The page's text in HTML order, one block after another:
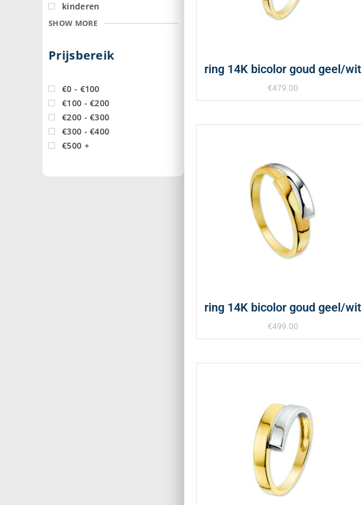
kinderen
SHOW MORE
Prijsbereik
€0 - €100
€100 - €200
€200 - €300
€300 - €400
€500 +
ring 14K bicolor goud geel/wit
€479.00
ring 14K bicolor goud geel/wit
€499.00